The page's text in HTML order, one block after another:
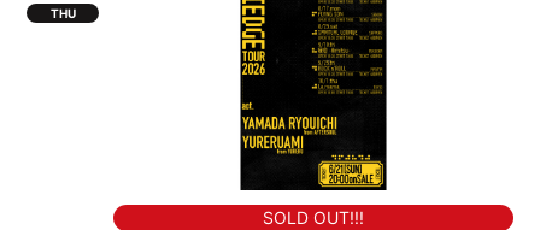
THU
SOLD OUT!!!